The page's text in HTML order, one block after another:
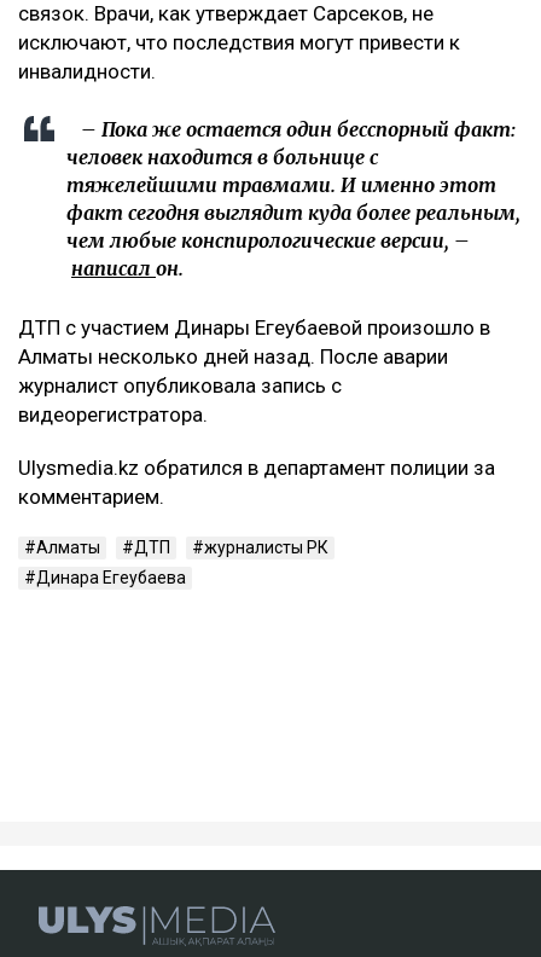
связок. Врачи, как утверждает Сарсеков, не
исключают, что последствия могут привести к
инвалидности.
– Пока же остается один бесспорный факт:
человек находится в больнице с
тяжелейшими травмами. И именно этот
факт сегодня выглядит куда более реальным,
чем любые конспирологические версии, –
написал он.
ДТП с участием Динары Егеубаевой произошло в
Алматы несколько дней назад. После аварии
журналист опубликовала запись с
видеорегистратора.
Ulysmedia.kz обратился в департамент полиции за
комментарием.
Алматы ДТП
журналисты РК
Динара Егеубаева